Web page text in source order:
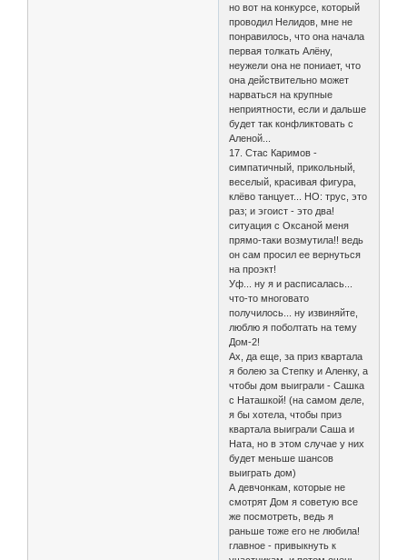
но вот на конкурсе, который
проводил Нелидов, мне не
понравилось, что она начала
первая толкать Алёну,
неужели она не пониает, что
она действительно может
нарваться на крупные
неприятности, если и дальше
будет так конфликтовать с
Аленой...
17. Стас Каримов -
симпатичный, прикольный,
веселый, красивая фигура,
клёво танцует... НО: трус, это
раз; и эгоист - это два!
ситуация с Оксаной меня
прямо-таки возмутила!! ведь
он сам просил ее вернуться
на проэкт!
Уф... ну я и расписалась...
что-то многовато
получилось... ну извиняйте,
люблю я поболтать на тему
Дом-2!
Ах, да еще, за приз квартала
я болею за Степку и Аленку, а
чтобы дом выиграли - Сашка
с Наташкой! (на самом деле,
я бы хотела, чтобы приз
квартала выиграли Саша и
Ната, но в этом случае у них
будет меньше шансов
выиграть дом)
А девчонкам, которые не
смотрят Дом я советую все
же посмотреть, ведь я
раньше тоже его не любила!
главное - привыкнуть к